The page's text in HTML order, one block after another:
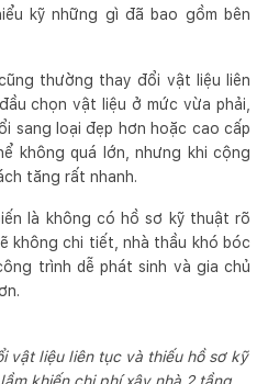
kỹ những gì đã bao gồm bên
thường thay đổi vật liệu liên
chọn vật liệu ở mức vừa phải,
sang loại đẹp hơn hoặc cao cấp
không quá lớn, nhưng khi cộng
tăng rất nhanh.
là không có hồ sơ kỹ thuật rõ
không chi tiết, nhà thầu khó bóc
trình dễ phát sinh và gia chủ
vật liệu liên tục và thiếu hồ sơ kỹ